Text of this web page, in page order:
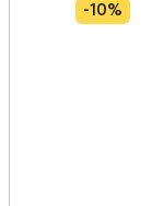
-10%